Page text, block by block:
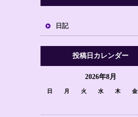
日記
投稿日カレンダー
2026年8月
日 月 火 水 木 金